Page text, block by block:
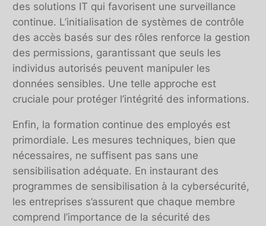
des solutions IT qui favorisent une surveillance
continue. L’initialisation de systèmes de contrôle
des accès basés sur des rôles renforce la gestion
des permissions, garantissant que seuls les
individus autorisés peuvent manipuler les
données sensibles. Une telle approche est
cruciale pour protéger l’intégrité des informations.
Enfin, la formation continue des employés est
primordiale. Les mesures techniques, bien que
nécessaires, ne suffisent pas sans une
sensibilisation adéquate. En instaurant des
programmes de sensibilisation à la cybersécurité,
les entreprises s’assurent que chaque membre
comprend l’importance de la sécurité des